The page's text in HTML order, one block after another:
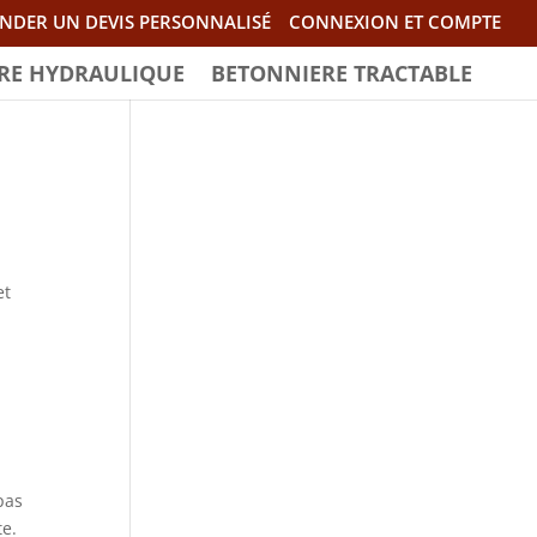
UN DEVIS PERSONNALISÉ CONNEXION ET COMPTE
HYDRAULIQUE BETONNIERE TRACTABLE